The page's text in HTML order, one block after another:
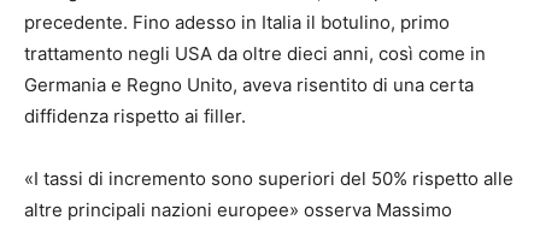
precedente. Fino adesso in Italia il botulino, primo
trattamento negli USA da oltre dieci anni, così come in
Germania e Regno Unito, aveva risentito di una certa
diffidenza rispetto ai filler.
«I tassi di incremento sono superiori del 50% rispetto alle
altre principali nazioni europee» osserva Massimo